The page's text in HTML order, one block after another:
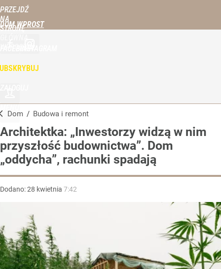
PRZEJDŹ
NA
STRONĘ
DOM WPROST
Dom / Budowa i remont
Architektka: „Inwestorzy widzą w nim
przyszłość budownictwa”. Dom
„oddycha”, rachunki spadają
Dodano:28 kwietnia 7:42